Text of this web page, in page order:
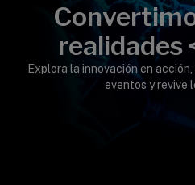
realidades
Explora la innovación en
eventos y revive